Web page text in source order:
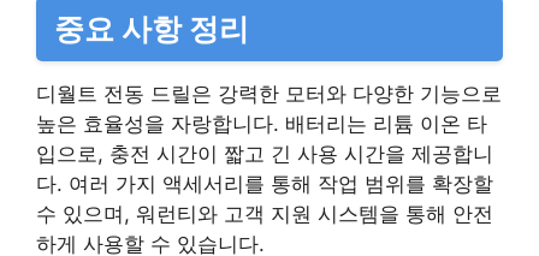
중요 사항 정리
디월트 전동 드릴은 강력한 모터와 다양한 기능으로
높은 효율성을 자랑합니다. 배터리는 리튬 이온 타
입으로, 충전 시간이 짧고 긴 사용 시간을 제공합니
다. 여러 가지 액세서리를 통해 작업 범위를 확장할
수 있으며, 워런티와 고객 지원 시스템을 통해 안전
하게 사용할 수 있습니다.